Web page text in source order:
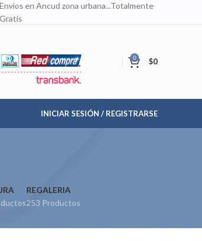
Envíos en Ancud zona urbana...Totalmente
Gratis
0 $0
INICIAR SESIÓN / REGISTRARSE
REGALERIA
253 Productos